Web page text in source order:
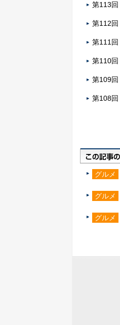
第113回
第112回
第111回
第110回
第109回
第108回
グルメ
グルメ
グルメ